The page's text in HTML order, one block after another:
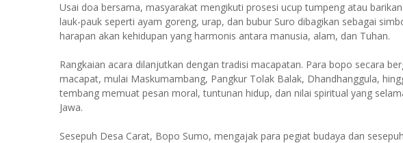
Usai doa bersama, masyarakat mengikuti prosesi ucup tumpeng atau
lauk-pauk seperti ayam goreng, urap, dan bubur Suro dibagikan sebagai
harapan akan kehidupan yang harmonis antara manusia, alam, dan Tuhan.
Rangkaian acara dilanjutkan dengan tradisi macapatan. Para bopo secara
macapat, mulai Maskumambang, Pangkur Tolak Balak, Dhandhanggula,
tembang memuat pesan moral, tuntunan hidup, dan nilai spiritual yang
Jawa.
Sesepuh Desa Carat, Bopo Sumo, mengajak para pegiat budaya dan